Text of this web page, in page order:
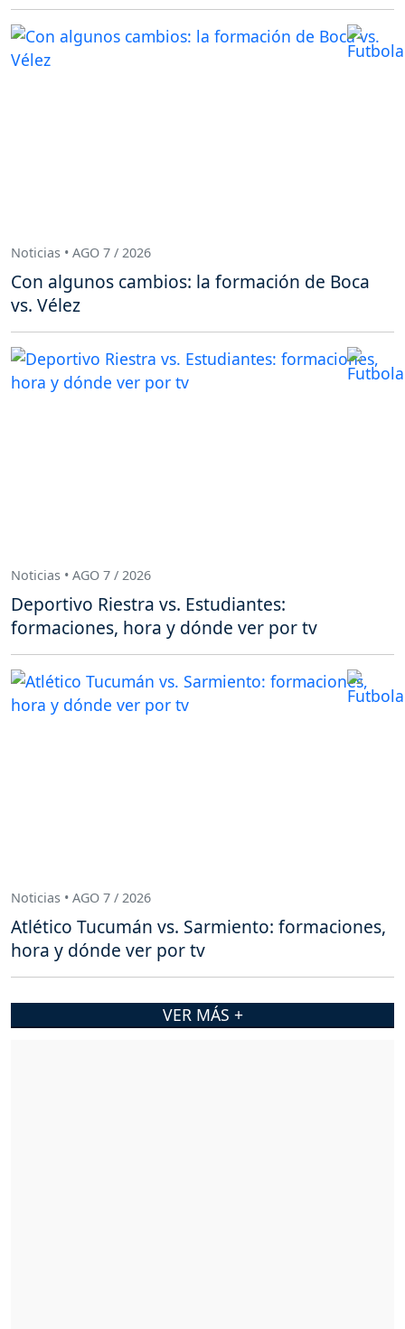
Noticias • AGO 7 / 2026
Con algunos cambios: la formación de Boca
vs. Vélez
Noticias • AGO 7 / 2026
Deportivo Riestra vs. Estudiantes:
formaciones, hora y dónde ver por tv
Noticias • AGO 7 / 2026
Atlético Tucumán vs. Sarmiento: formaciones,
hora y dónde ver por tv
VER MÁS +